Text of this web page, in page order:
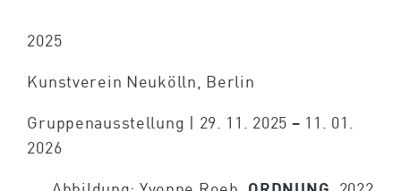
2025
Kunstverein Neukölln, Berlin
Gruppenausstellung | 29. 11. 2025 – 11. 01.
2026